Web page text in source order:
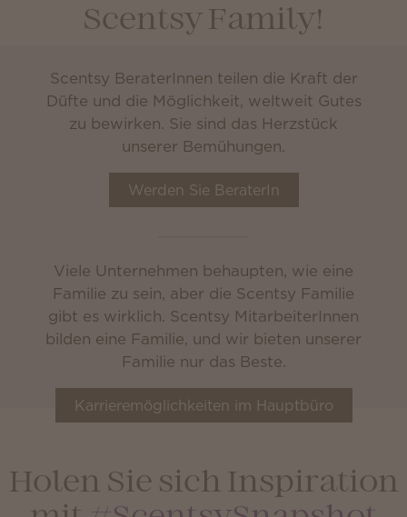
Scentsy Family!
Scentsy BeraterInnen teilen die Kraft der
Düfte und die Möglichkeit, weltweit Gutes
zu bewirken. Sie sind das Herzstück
unserer Bemühungen.
Werden Sie BeraterIn
Viele Unternehmen behaupten, wie eine
Familie zu sein, aber die Scentsy Familie
gibt es wirklich. Scentsy MitarbeiterInnen
bilden eine Familie, und wir bieten unserer
Familie nur das Beste.
Karrieremöglichkeiten im Hauptbüro
Holen Sie sich Inspiration